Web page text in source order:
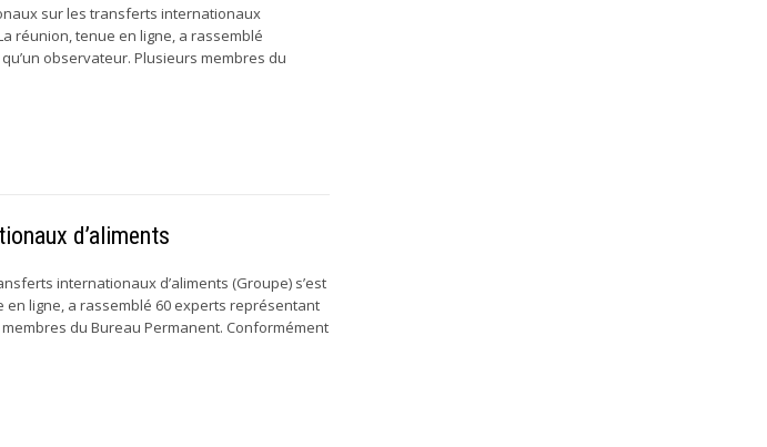
sur les transferts internationaux
réunion, tenue en ligne, a rassemblé
observateur. Plusieurs membres du
d’aliments
internationaux d’aliments (Groupe) s’est
en ligne, a rassemblé 60 experts représentant
du Bureau Permanent. Conformément